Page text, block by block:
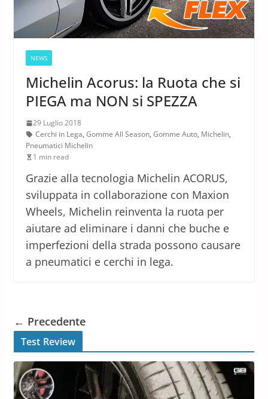
NEWS
Michelin Acorus: la Ruota che si
PIEGA ma NON si SPEZZA
29 Luglio 2018
Cerchi in Lega, Gomme All Season, Gomme Auto, Michelin,
Pneumatici Michelin
1 min read
Grazie alla tecnologia Michelin ACORUS,
sviluppata in collaborazione con Maxion
Wheels, Michelin reinventa la ruota per
aiutare ad eliminare i danni che buche e
imperfezioni della strada possono causare
a pneumatici e cerchi in lega.
← Precedente
Test Review